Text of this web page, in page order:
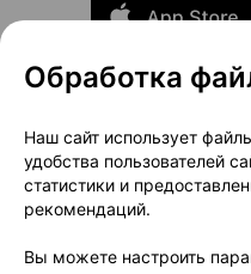
О проекте
Размещение рекламы
Публичный
Способы оплаты
Обработка
Наш сайт использует
удобства пользователей
статистики и
рекомендаций.
Вы можете настроить